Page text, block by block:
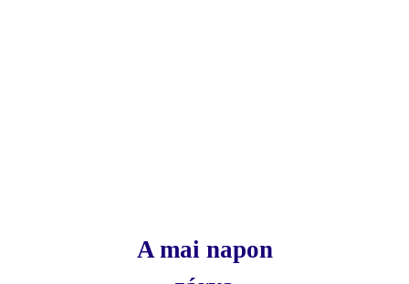
A mai napon